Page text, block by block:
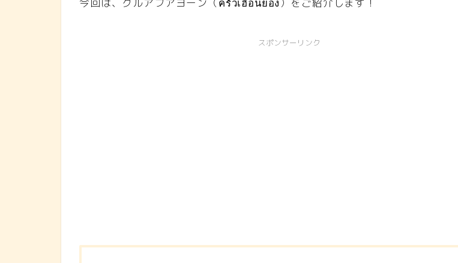
今回は、クルアフアヨーン（ครัวเฮือนยอง）をご紹介します！
スポンサーリンク